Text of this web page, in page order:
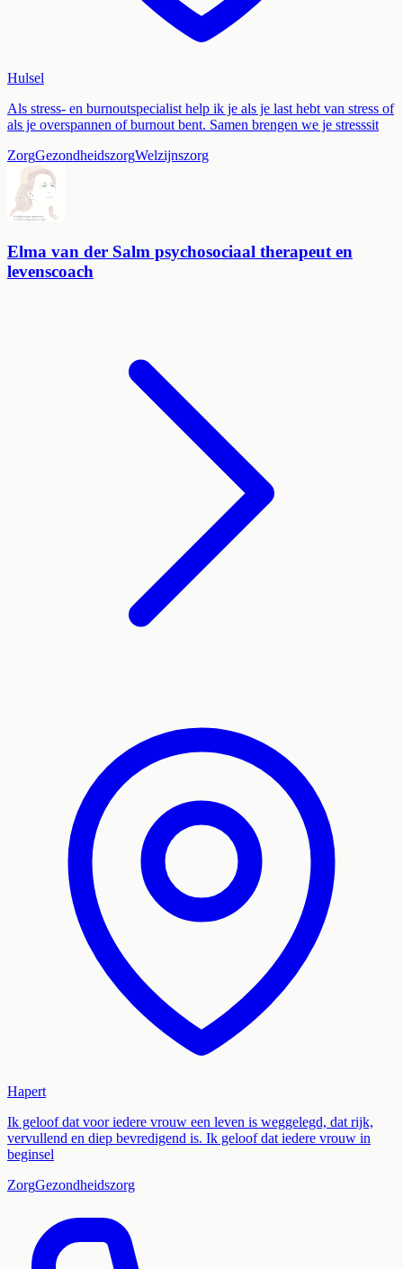
Hulsel
Als stress- en burnoutspecialist help ik je als je last hebt van stress of
als je overspannen of burnout bent. Samen brengen we je stresssit
ZorgGezondheidszorgWelzijnszorg
Elma van der Salm psychosociaal therapeut en
levenscoach
Hapert
Ik geloof dat voor iedere vrouw een leven is weggelegd, dat rijk,
vervullend en diep bevredigend is. Ik geloof dat iedere vrouw in
beginsel
ZorgGezondheidszorg